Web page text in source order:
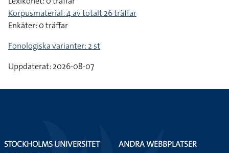
Korpusmaterial: 4 av totalt 26 träffar
Enkäter: 0 träffar
Fonologiska varianter: 2 st
Uppdaterat: 2026-08-07
STOCKHOLMS UNIVERSITET
ANDRA WEBBPLATSER